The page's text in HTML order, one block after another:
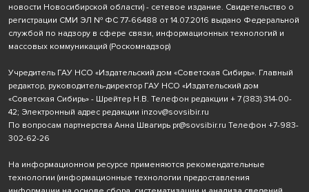
новости Новосибирской области) - сетевое издание. Свидетельство о
регистрации СМИ ЭЛ № ФС 77-66488 от 14.07.2016 выдано Федеральной
службой по надзору в сфере связи, информационных технологий и
массовых коммуникаций (Роскомнадзор)
Учредитель ГАУ НСО «Издательский дом «Советская Сибирь». Главный
редактор, руководитель-директор ГАУ НСО «Издательский дом
«Советская Сибирь» - Шрейтер Н.В. Телефон редакции + 7 (383) 314-00-
42; Электронный адрес редакции inzov@sovsibir.ru
По вопросам партнерства Анна Швагирь pr@sovsibir.ru Телефон +7-983-
302-62-26
На информационном ресурсе применяются рекомендательные
технологии (информационные технологии предоставления